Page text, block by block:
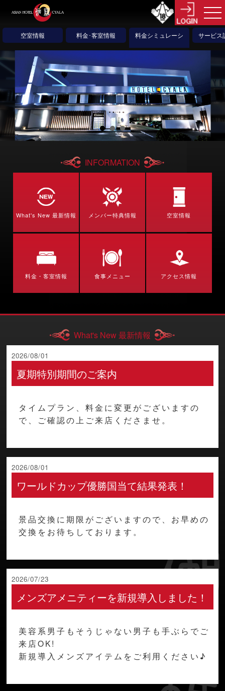
空室情報 料金･客室情報
料金シミュレーシ
ョン
サービス
INFORMATION
What's New 最新情報 メンバー特典情報 空室情報
料金・客室情報 食事メニュー アクセス情報
What's New 最新情報
2026/08/01
夏期特別期間のご案内
タイムプラン、料金に変更がございますの
で、ご確認の上ご来店くださませ。
2026/08/01
ワールドカップ優勝国当て結果発表！
景品交換に期限がございますので、お早めの
交換をお待ちしております。
2026/07/23
メンズアメニティーを新規導入しました！
美容系男子もそうじゃない男子も手ぶらでご
来店OK!
新規導入メンズアイテムをご利用ください♪